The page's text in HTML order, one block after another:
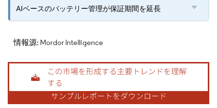
AIベースのバッテリー管理が保証期間を延長
情報源: Mordor Intelligence